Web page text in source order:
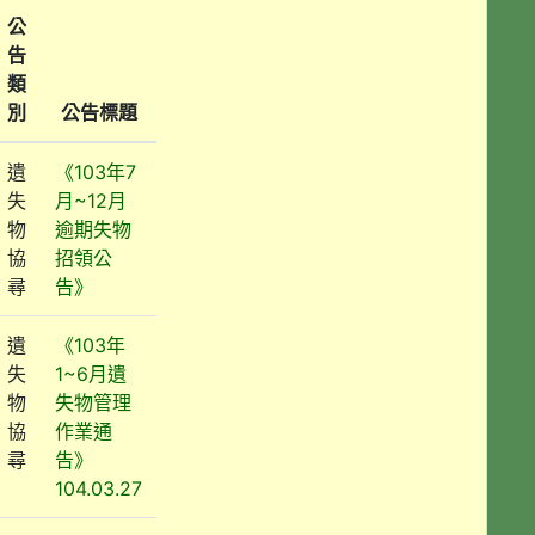
公
告
類
別
公告標題
遺
失
物
協
尋
《103年7
月~12月
逾期失物
招領公
告》
遺
失
物
協
尋
《103年
1~6月遺
失物管理
作業通
告》
104.03.27